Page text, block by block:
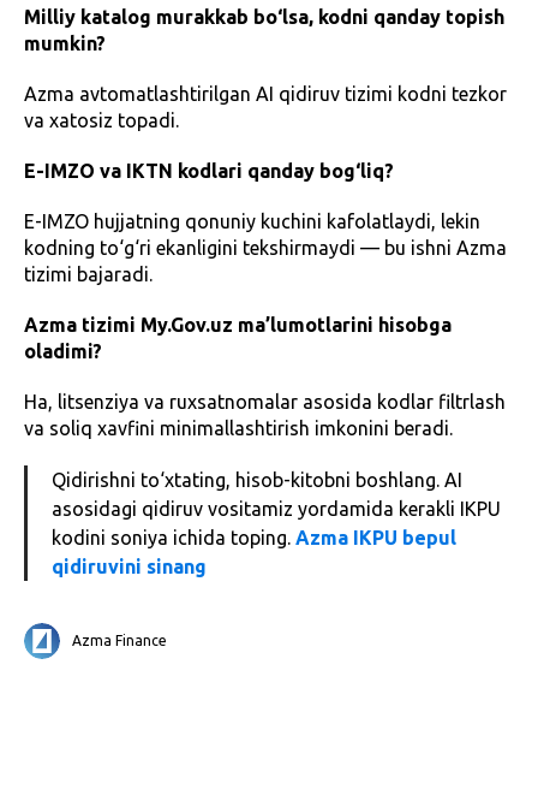
Milliy katalog murakkab bo‘lsa, kodni qanday topish
mumkin?
Azma avtomatlashtirilgan AI qidiruv tizimi kodni tezkor
va xatosiz topadi.
E-IMZO va IKTN kodlari qanday bog‘liq?
E-IMZO hujjatning qonuniy kuchini kafolatlaydi, lekin
kodning to‘g‘ri ekanligini tekshirmaydi — bu ishni Azma
tizimi bajaradi.
Azma tizimi My.Gov.uz ma’lumotlarini hisobga
oladimi?
Ha, litsenziya va ruxsatnomalar asosida kodlar filtrlash
va soliq xavfini minimallashtirish imkonini beradi.
Qidirishni to‘xtating, hisob-kitobni boshlang. AI
asosidagi qidiruv vositamiz yordamida kerakli IKPU
kodini soniya ichida toping. Azma IKPU bepul
qidiruvini sinang
Azma Finance